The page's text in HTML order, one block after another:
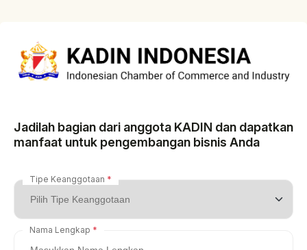
Jadilah bagian dari anggota KADIN dan dapatkan
manfaat untuk pengembangan bisnis Anda
Tipe Keanggotaan
Nama Lengkap